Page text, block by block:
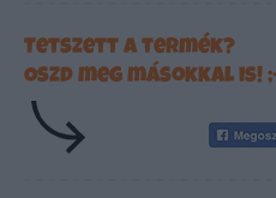
Tetszett a termék?
Oszd meg másokkal is!